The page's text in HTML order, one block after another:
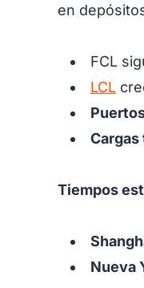
en
FCL
LCL
Tiempos
Nueva